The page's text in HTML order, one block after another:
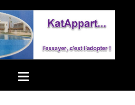
Ouvrir/fermer